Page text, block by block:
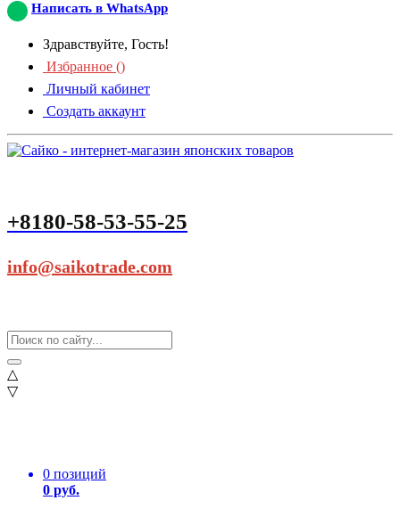
Написать в WhatsApp
Здравствуйте, Гость!
Избранное ()
Личный кабинет
Создать аккаунт
+8180-58-53-55-25
info@saikotrade.com
△
▽
0 позиций
0 руб.